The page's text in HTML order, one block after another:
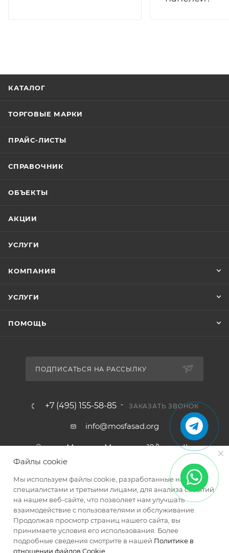
КАТАЛОГ
ТОРГОВЫЕ МАРКИ
ПРАЙС-ЛИСТЫ
СПРАВОЧНИК
ОБЪЕКТЫ
АКЦИИ
УСЛУГИ
КОМПАНИЯ
УСЛУГИ
ПОМОЩЬ
ПОДПИСАТЬСЯ НА РАССЫЛКУ
+7 (495) 155-58-85 ЗАКАЗАТЬ ЗВОНОК
info@mosfasad.org
ул. Миклухо-Маклая, д. 18/1, пом. II,
2026 © МОСФАСАД Интернет-магазин кровельных и
фасадных материалов
Файлы cookie
Мы используем файлы cookie, разработанные нашими
специалистами и третьими лицами, для анализа событий
на нашем веб-сайте, что позволяет нам улучшать
взаимодействие с пользователями и обслуживание.
Продолжая просмотр страниц нашего сайта, вы
принимаете условия его использования. Более
подробные сведения смотрите в нашей Политике в
отношении файлов Cookie